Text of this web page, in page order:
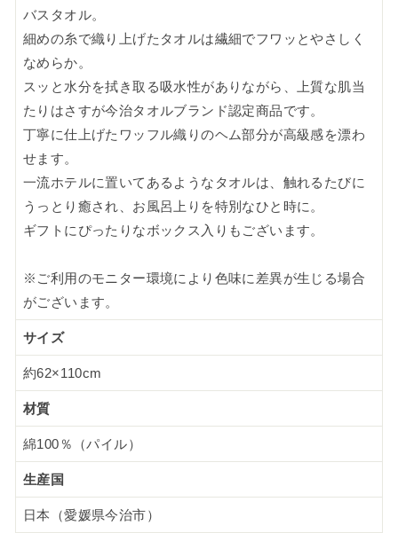
バスタオル。
細めの糸で織り上げたタオルは繊細でフワッとやさしく
なめらか。
スッと水分を拭き取る吸水性がありながら、上質な肌当
たりはさすが今治タオルブランド認定商品です。
丁寧に仕上げたワッフル織りのヘム部分が高級感を漂わ
せます。
一流ホテルに置いてあるようなタオルは、触れるたびに
うっとり癒され、お風呂上りを特別なひと時に。
ギフトにぴったりなボックス入りもございます。
※ご利用のモニター環境により色味に差異が生じる場合
がございます。
サイズ
約62×110cm
材質
綿100％（パイル）
生産国
日本（愛媛県今治市）